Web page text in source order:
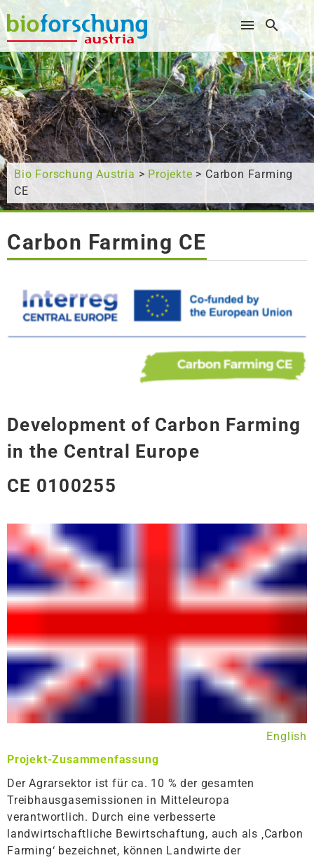
Wonach suchen Sie?
Bio Forschung Austria > Projekte > Carbon Farming
CE
Carbon Farming CE
Development of Carbon Farming
in the Central Europe
CE 0100255
English
Projekt-Zusammenfassung
Der Agrarsektor ist für ca. 10 % der gesamten
Treibhausgasemissionen in Mitteleuropa
verantwortlich. Durch eine verbesserte
landwirtschaftliche Bewirtschaftung, auch als ‚Carbon
Farming‘ bezeichnet, können Landwirte der